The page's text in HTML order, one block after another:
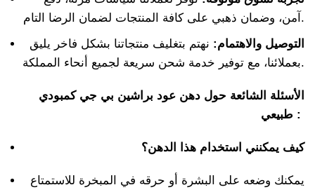
آمن، وضمان ذهبي على كافة المنتجات لضمان الرضا التام.
التوصيل والاهتمام: نهتم بتغليف منتجاتنا بشكل فاخر يليق
بعملائنا، مع توفير خدمة شحن سريعة لجميع أنحاء المملكة.
الأسئلة الشائعة حول دهن عود براشين بي جي كمبودي
طبيعي :
كيف يمكنني استخدام هذا الدهن؟
يمكنك وضعه على البشرة أو حرقه في المبخرة للاستمتاع